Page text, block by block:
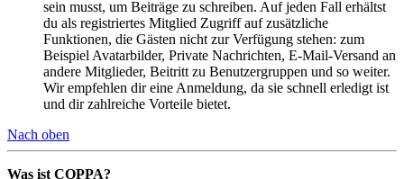
sein musst, um Beiträge zu schreiben. Auf jeden Fall erhältst
du als registriertes Mitglied Zugriff auf zusätzliche
Funktionen, die Gästen nicht zur Verfügung stehen: zum
Beispiel Avatarbilder, Private Nachrichten, E-Mail-Versand an
andere Mitglieder, Beitritt zu Benutzergruppen und so weiter.
Wir empfehlen dir eine Anmeldung, da sie schnell erledigt ist
und dir zahlreiche Vorteile bietet.
Nach oben
Was ist COPPA?